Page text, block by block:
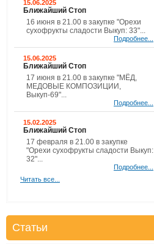
15.06.2025
Ближайший Стоп
16 июня в 21.00 в закупке "Орехи
сухофрукты сладости Выкуп: 33"...
Подробнее...
15.06.2025
Ближайший Стоп
17 июня в 21.00 в закупке "МЁД,
МЕДОВЫЕ КОМПОЗИЦИИ,
Выкуп-69"...
Подробнее...
15.02.2025
Ближайший Стоп
17 февраля в 21.00 в закупке
"Орехи сухофрукты сладости Выкуп:
32"...
Подробнее...
Читать все...
Статьи